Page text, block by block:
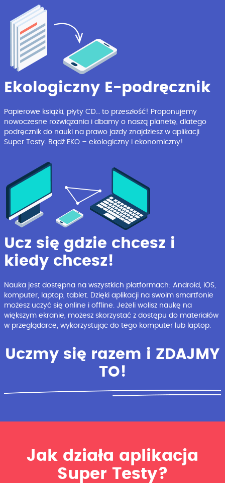
Ekologiczny E-podręcznik
Papierowe książki, płyty CD… to przeszłość! Proponujemy
nowoczesne rozwiązania i dbamy o naszą planetę, dlatego
podręcznik do nauki na prawo jazdy znajdziesz w aplikacji
Super Testy. Bądź EKO – ekologiczny i ekonomiczny!
Ucz się gdzie chcesz i
kiedy chcesz!
Nauka jest dostępna na wszystkich platformach: Android, iOS,
komputer, laptop, tablet. Dzięki aplikacji na swoim smartfonie
możesz uczyć się online i offline. Jeżeli wolisz naukę na
większym ekranie, możesz skorzystać z dostępu do materiałów
w przeglądarce, wykorzystując do tego komputer lub laptop.
Uczmy się razem i ZDAJMY
TO!
Jak działa aplikacja
Super Testy?